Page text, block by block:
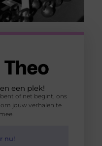
een plek!
of net begint, ons
jouw verhalen te
nu!